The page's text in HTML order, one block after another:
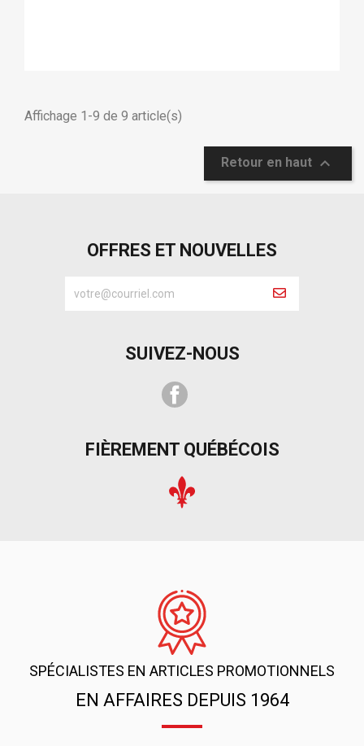
Affichage 1-9 de 9 article(s)
Retour en haut 
OFFRES ET NOUVELLES
SUIVEZ-NOUS
Facebook
FIÈREMENT QUÉBÉCOIS
SPÉCIALISTES EN ARTICLES PROMOTIONNELS
EN AFFAIRES DEPUIS 1964